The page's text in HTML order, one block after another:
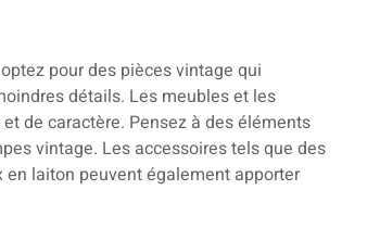
pour des pièces vintage qui
détails. Les meubles et les
de caractère. Pensez à des éléments
vintage. Les accessoires tels que des
laiton peuvent également apporter